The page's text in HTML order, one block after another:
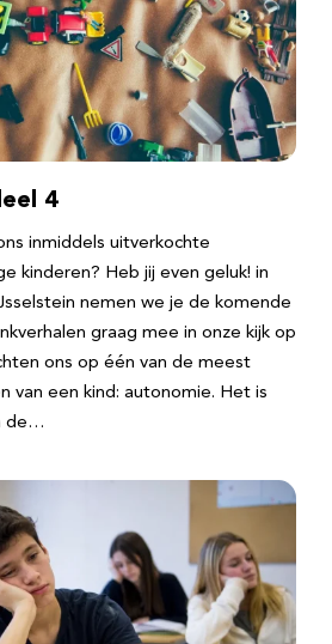
4
inmiddels uitverkochte
kinderen? Heb jij even geluk! in
nemen we je de komende
graag mee in onze kijk op
ons op één van de meest
van een kind: autonomie. Het is
de…